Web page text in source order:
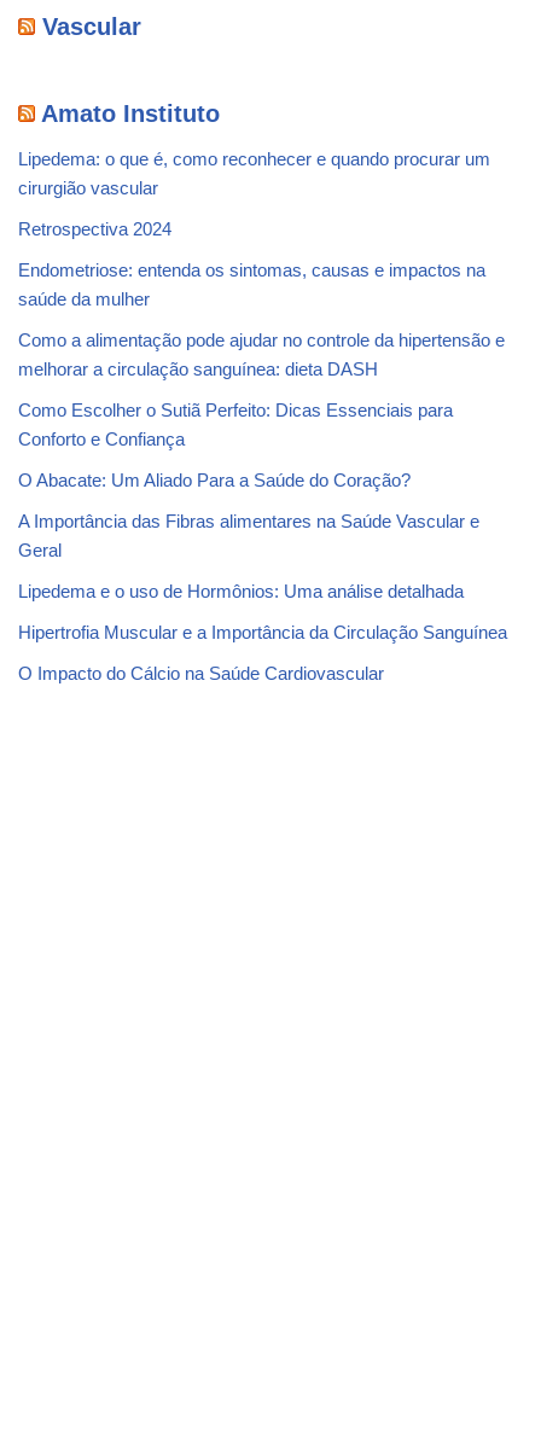
Vascular
Amato Instituto
Lipedema: o que é, como reconhecer e quando procurar um
cirurgião vascular
Retrospectiva 2024
Endometriose: entenda os sintomas, causas e impactos na
saúde da mulher
Como a alimentação pode ajudar no controle da hipertensão e
melhorar a circulação sanguínea: dieta DASH
Como Escolher o Sutiã Perfeito: Dicas Essenciais para
Conforto e Confiança
O Abacate: Um Aliado Para a Saúde do Coração?
A Importância das Fibras alimentares na Saúde Vascular e
Geral
Lipedema e o uso de Hormônios: Uma análise detalhada
Hipertrofia Muscular e a Importância da Circulação Sanguínea
O Impacto do Cálcio na Saúde Cardiovascular